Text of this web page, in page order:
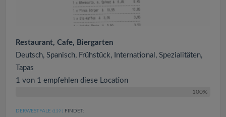
Restaurant, Cafe, Biergarten
Deutsch, Spanisch, Frühstück, International, Spezialitäten,
Tapas
1 von 1 empfehlen diese Location
100%
DERWESTFALE (139 ) FINDET: